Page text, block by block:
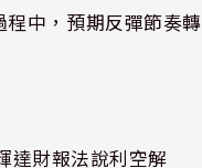
中，預期反彈節奏轉
達財報法說利空解